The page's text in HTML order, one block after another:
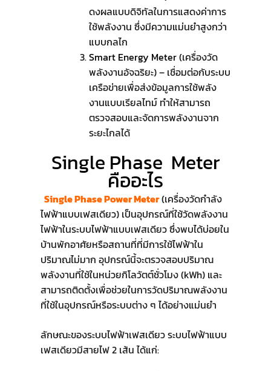
ดงผลแบบดิจิทัลในการแสดงค่าการ
ใช้พลังงาน ซึ่งมีความแม่นยำสูงกว่า
แบบกลไก
Smart Energy Meter(เครื่องวัด
พลังงานอัจฉริยะ) – เชื่อมต่อกับระบบ
เครือข่ายเพื่อส่งข้อมูลการใช้พลัง
งานแบบเรียลไทม์ ทำให้สามารถ
ตรวจสอบและจัดการพลังงานจาก
ระยะไกลได้
Single Phase Meter
คืออะไร
Single Phase Power Meter(เครื่องวัดกำลัง
ไฟฟ้าแบบเฟสเดียว) เป็นอุปกรณ์ที่ใช้วัดพลังงาน
ไฟฟ้าในระบบไฟฟ้าแบบเฟสเดียว ซึ่งพบได้บ่อยใน
บ้านพักอาศัยหรือสถานที่ที่มีการใช้ไฟฟ้าใน
ปริมาณไม่มาก อุปกรณ์นี้จะตรวจสอบปริมาณ
พลังงานที่ใช้ในหน่วยกิโลวัตต์ชั่วโมง (kWh) และ
สามารถติดตั้งเพื่อช่วยในการวัดปริมาณพลังงาน
ที่ใช้ในอุปกรณ์หรือระบบต่าง ๆ ได้อย่างแม่นยำ
ลักษณะของระบบไฟฟ้าเฟสเดียว ระบบไฟฟ้าแบบ
เฟสเดียวมีสายไฟ 2 เส้น ได้แก่: